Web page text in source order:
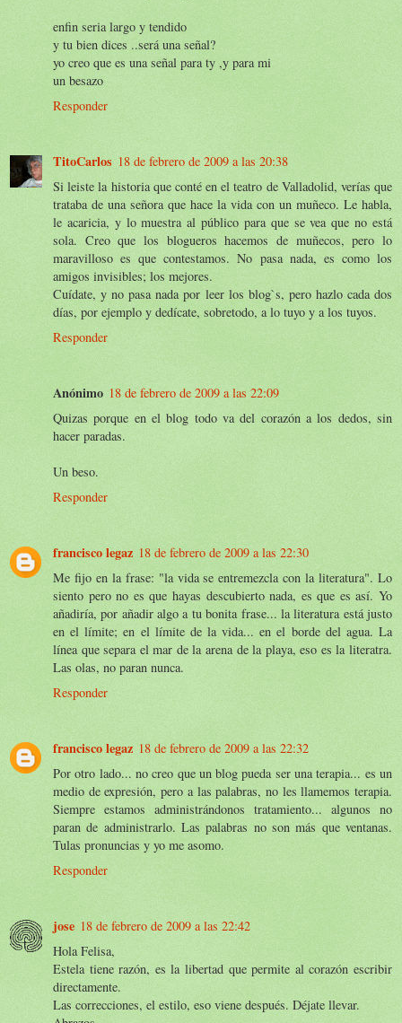
enfin seria largo y tendido
y tu bien dices ..será una señal?
yo creo que es una señal para ty ,y para mi
un besazo
Responder
TitoCarlos 18 de febrero de 2009 a las 20:38
Si leiste la historia que conté en el teatro de Valladolid, verías que
trataba de una señora que hace la vida con un muñeco. Le habla,
le acaricia, y lo muestra al público para que se vea que no está
sola. Creo que los blogueros hacemos de muñecos, pero lo
maravilloso es que contestamos. No pasa nada, es como los
amigos invisibles; los mejores.
Cuídate, y no pasa nada por leer los blog`s, pero hazlo cada dos
días, por ejemplo y dedícate, sobretodo, a lo tuyo y a los tuyos.
Responder
Anónimo 18 de febrero de 2009 a las 22:09
Quizas porque en el blog todo va del corazón a los dedos, sin
hacer paradas.
Un beso.
Responder
francisco legaz 18 de febrero de 2009 a las 22:30
Me fijo en la frase: "la vida se entremezcla con la literatura". Lo
siento pero no es que hayas descubierto nada, es que es así. Yo
añadiría, por añadir algo a tu bonita frase... la literatura está justo
en el límite; en el límite de la vida... en el borde del agua. La
línea que separa el mar de la arena de la playa, eso es la literatra.
Las olas, no paran nunca.
Responder
francisco legaz 18 de febrero de 2009 a las 22:32
Por otro lado... no creo que un blog pueda ser una terapia... es un
medio de expresión, pero a las palabras, no les llamemos terapia.
Siempre estamos administrándonos tratamiento... algunos no
paran de administrarlo. Las palabras no son más que ventanas.
Tulas pronuncias y yo me asomo.
Responder
jose 18 de febrero de 2009 a las 22:42
Hola Felisa,
Estela tiene razón, es la libertad que permite al corazón escribir
directamente.
Las correcciones, el estilo, eso viene después. Déjate llevar.